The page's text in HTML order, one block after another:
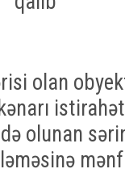
olan
olunan